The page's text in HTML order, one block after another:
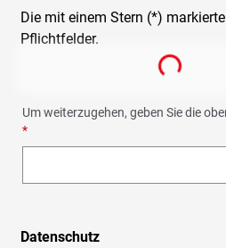
Die mit einem Stern (*)
Pflichtfelder.
Loading...
Um weiterzugehen, geben Sie die
*
Datenschutz